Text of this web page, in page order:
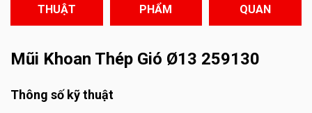
THUẬT
PHẨM
QUAN
Mũi Khoan Thép Gió Ø13 259130
Thông số kỹ thuật